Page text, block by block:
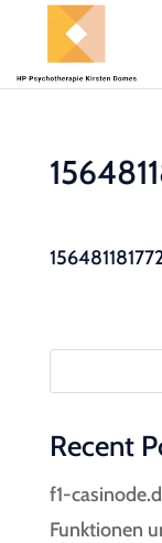
Recent
f1-
Funktionen